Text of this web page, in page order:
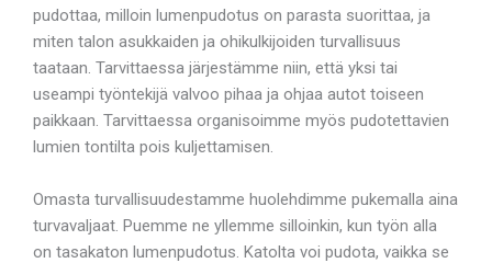
pudottaa, milloin lumenpudotus on parasta suorittaa, ja
miten talon asukkaiden ja ohikulkijoiden turvallisuus
taataan. Tarvittaessa järjestämme niin, että yksi tai
useampi työntekijä valvoo pihaa ja ohjaa autot toiseen
paikkaan. Tarvittaessa organisoimme myös pudotettavien
lumien tontilta pois kuljettamisen.
Omasta turvallisuudestamme huolehdimme pukemalla aina
turvavaljaat. Puemme ne yllemme silloinkin, kun työn alla
on tasakaton lumenpudotus. Katolta voi pudota, vaikka se